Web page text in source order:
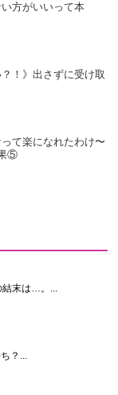
方がいいって本
！》出さずに受け取
て楽になれたわけ〜
⑤
結末は…。...
？...